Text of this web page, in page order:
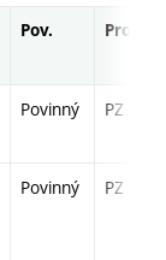
Pov. Prof.
Povinný PZ
Povinný PZ